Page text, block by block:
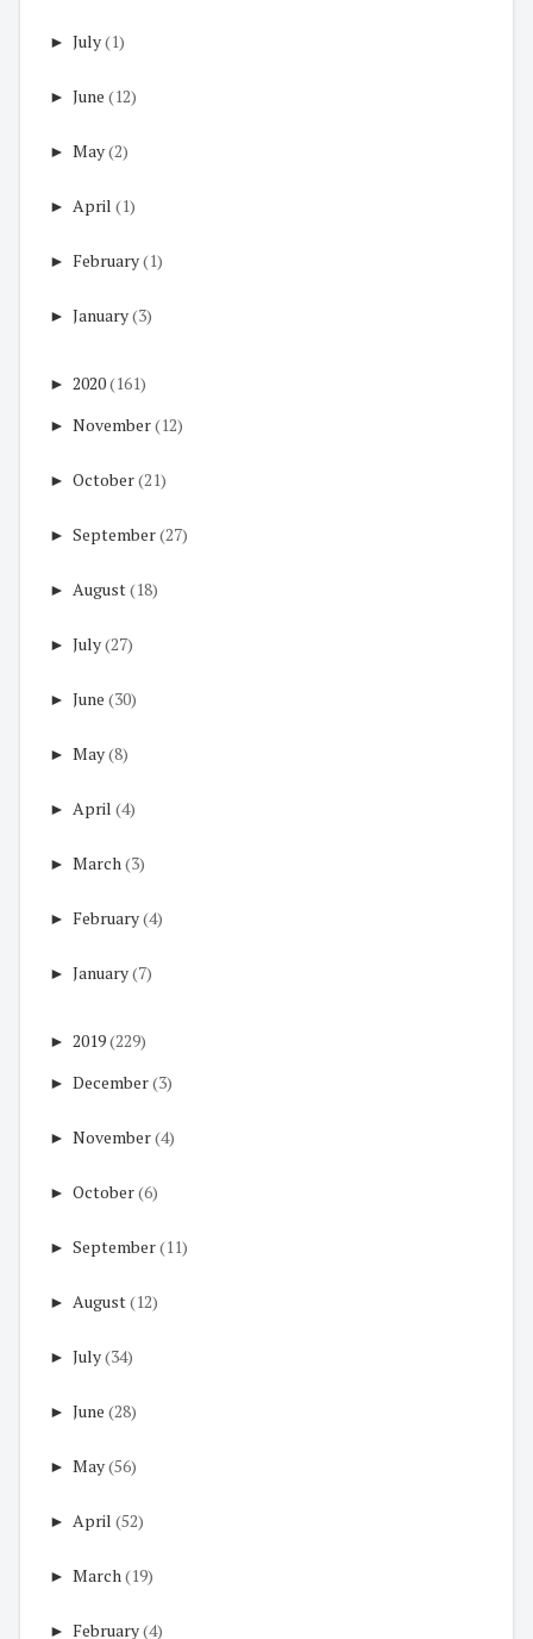
► July(1)
► June (12)
► May(2)
► April (1)
► February(1)
► January(3)
► 2020(161)
► November(12)
► October(21)
► September(27)
► August(18)
► July(27)
► June (30)
► May(8)
► April (4)
► March(3)
► February(4)
► January(7)
► 2019(229)
► December(3)
► November(4)
► October(6)
► September(11)
► August(12)
► July(34)
► June (28)
► May(56)
► April (52)
► March(19)
► February(4)